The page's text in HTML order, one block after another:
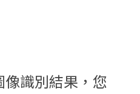
識別結果，您